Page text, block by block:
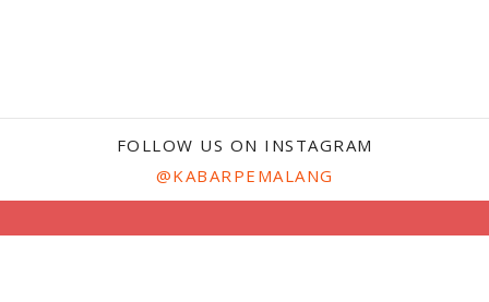
FOLLOW US ON INSTAGRAM
@KABARPEMALANG